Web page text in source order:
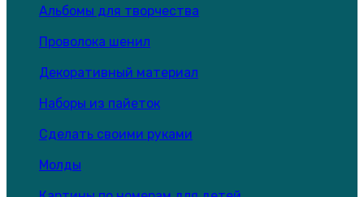
Альбомы для творчества
Проволока шенил
Декоративный материал
Наборы из пайеток
Сделать своими руками
Молды